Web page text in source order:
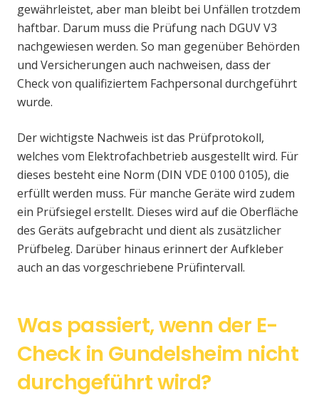
gewährleistet, aber man bleibt bei Unfällen trotzdem
haftbar. Darum muss die Prüfung nach DGUV V3
nachgewiesen werden. So man gegenüber Behörden
und Versicherungen auch nachweisen, dass der
Check von qualifiziertem Fachpersonal durchgeführt
wurde.
Der wichtigste Nachweis ist das Prüfprotokoll,
welches vom Elektrofachbetrieb ausgestellt wird. Für
dieses besteht eine Norm (DIN VDE 0100 0105), die
erfüllt werden muss. Für manche Geräte wird zudem
ein Prüfsiegel erstellt. Dieses wird auf die Oberfläche
des Geräts aufgebracht und dient als zusätzlicher
Prüfbeleg. Darüber hinaus erinnert der Aufkleber
auch an das vorgeschriebene Prüfintervall.
Was passiert, wenn der E-
Check in Gundelsheim nicht
durchgeführt wird?